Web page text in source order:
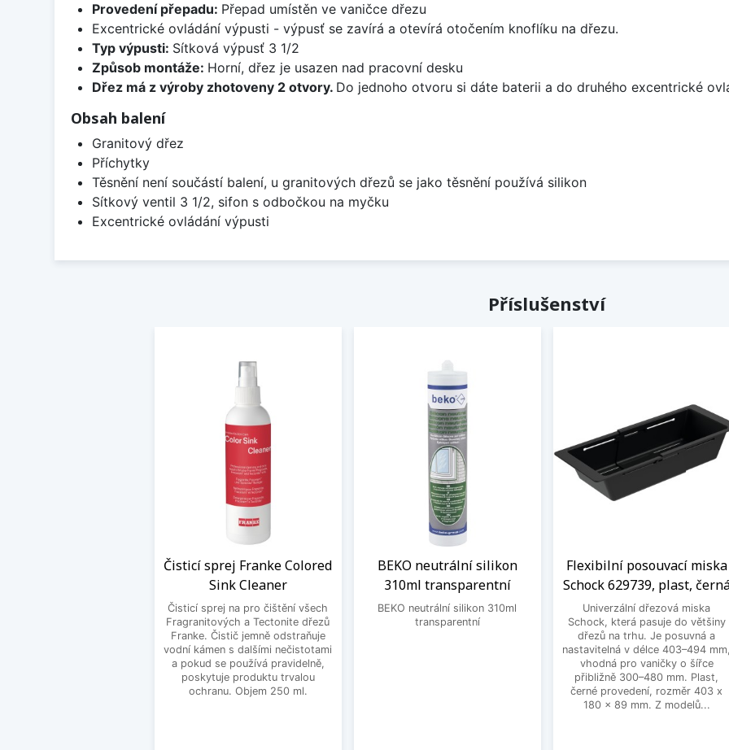
Provedení přepadu: Přepad umístěn ve vaničce dřezu
Excentrické ovládání výpusti - výpusť se zavírá a otevírá otočením knoflíku na dřezu.
Typ výpusti: Sítková výpusť 3 1/2
Způsob montáže: Horní, dřez je usazen nad pracovní desku
Dřez má z výroby zhotoveny 2 otvory. Do jednoho otvoru si dáte baterii a do druhého excentrické
Obsah balení
Granitový dřez
Příchytky
Těsnění není součástí balení, u granitových dřezů se jako těsnění používá silikon
Sítkový ventil 3 1/2, sifon s odbočkou na myčku
Excentrické ovládání výpusti
Příslušenství
Čisticí sprej Franke Colored
Sink Cleaner
Čisticí sprej na pro čištění všech
Fragranitových a Tectonite dřezů
Franke. Čistič jemně odstraňuje
vodní kámen s dalšími nečistotami
a pokud se používá pravidelně,
poskytuje produktu trvalou
ochranu. Objem 250 ml.
BEKO neutrální silikon
310ml transparentní
BEKO neutrální silikon 310ml
transparentní
Flexibilní posouvací miska
Schock 629739, plast,
Univerzální dřezová miska
Schock, která pasuje do většiny
dřezů na trhu. Je posuvná a
nastavitelná v délce 403–494 mm,
vhodná pro vaničky o šířce
přibližně 300–480 mm. Plast,
černé provedení, rozměr 403 x
180 x 89 mm. Z modelů...